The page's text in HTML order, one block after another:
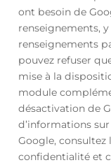
ont besoin de
renseignements,
renseignements
pouvez refuser
mise à la
module
désactivation de
d’informations
Google, consultez
confidentialité et